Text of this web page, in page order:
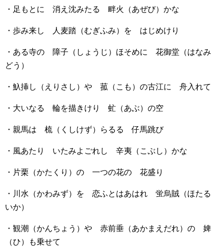
・足もとに 消え沈みたる 畔火（あぜび）かな
・歩み来し 人麦踏（むぎふみ）を はじめけり
・ある寺の 障子（しょうじ）ほそめに 花御堂（はなみ
どう）
・魞挿し（えりさし）や 菰（こも）の古江に 舟入れて
・大いなる 輪を描きけり 虻（あぶ）の空
・親馬は 梳（くしけず）らるる 仔馬跳び
・風あたり いたみよごれし 辛夷（こぶし）かな
・片栗（かたくり）の 一つの花の 花盛り
・川水（かわみず）を 恋ふとはあはれ 蛍烏賊（ほたる
いか）
・観潮（かんちょう）や 赤前垂（あかまえだれ）の 婢
（ひ）も乗せて